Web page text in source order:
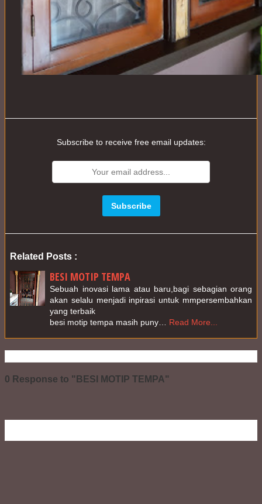
Subscribe to receive free email updates:
Related Posts :
BESI MOTIP TEMPA
Sebuah inovasi lama atau baru,bagi sebagian orang
akan selalu menjadi inpirasi untuk mmpersembahkan
yang terbaik
besi motip tempa masih puny… Read More...
0 Response to "BESI MOTIP TEMPA"